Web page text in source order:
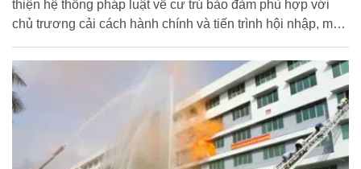
thiện hệ thống pháp luật về cư trú bảo đảm phù hợp với
chủ trương cải cách hành chính và tiến trình hội nhập, mở
công nghiệp hóa, hiện đại hóa đất nước và xu thế hội nhập
quốc tế hiện nay…